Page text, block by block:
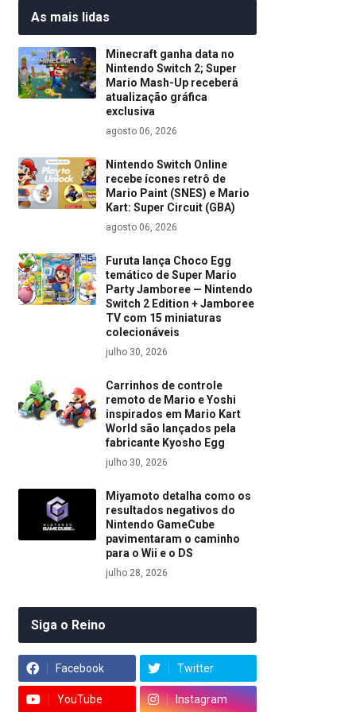
As mais lidas
Minecraft ganha data no
Nintendo Switch 2; Super
Mario Mash-Up receberá
atualização gráfica
exclusiva
agosto 06, 2026
Nintendo Switch Online
recebe ícones retrô de
Mario Paint (SNES) e Mario
Kart: Super Circuit (GBA)
agosto 06, 2026
Furuta lança Choco Egg
temático de Super Mario
Party Jamboree — Nintendo
Switch 2 Edition + Jamboree
TV com 15 miniaturas
colecionáveis
julho 30, 2026
Carrinhos de controle
remoto de Mario e Yoshi
inspirados em Mario Kart
World são lançados pela
fabricante Kyosho Egg
julho 30, 2026
Miyamoto detalha como os
resultados negativos do
Nintendo GameCube
pavimentaram o caminho
para o Wii e o DS
julho 28, 2026
Siga o Reino
Facebook Twitter
YouTube Instagram